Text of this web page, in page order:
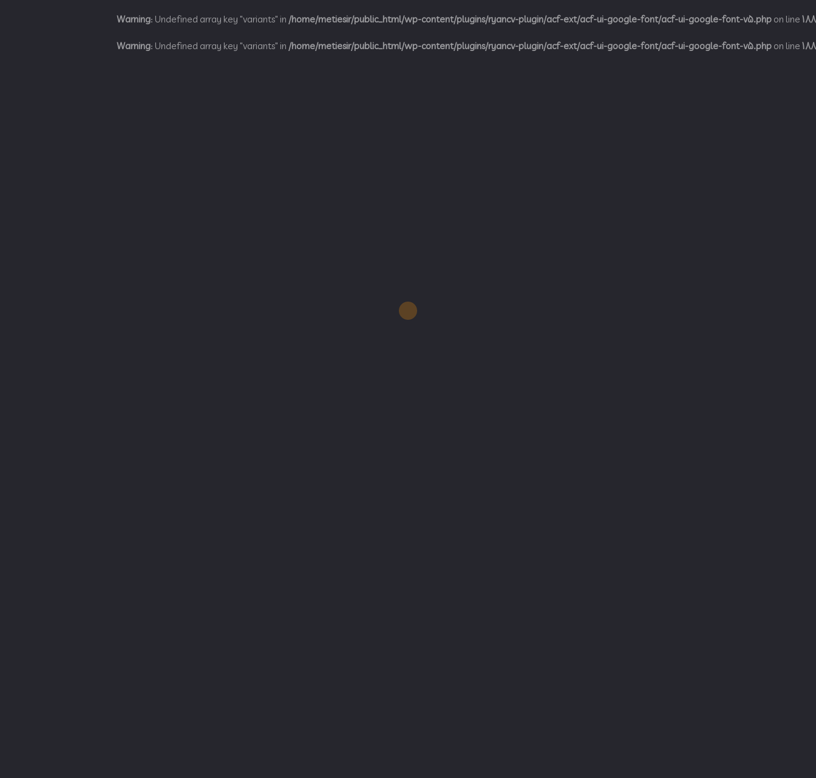
Warning: Undefined array key "variants" in/home/metiesir/public_html/wp-content/plugins/ryancv-plugin/acf-ext/acf-ui-google-font/acf-ui-google-font-v5.phpon line188
Warning: Undefined array key "variants" in/home/metiesir/public_html/wp-content/plugins/ryancv-plugin/acf-ext/acf-ui-google-font/acf-ui-google-font-v5.phpon line188